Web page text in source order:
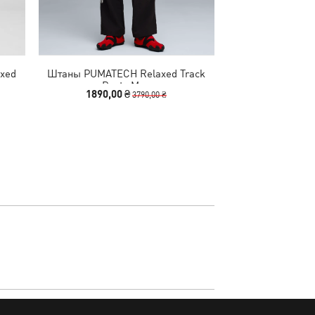
Штаны PUMATECH Relaxed Track
Pants Men
1890,00 ₴3790,00 ₴